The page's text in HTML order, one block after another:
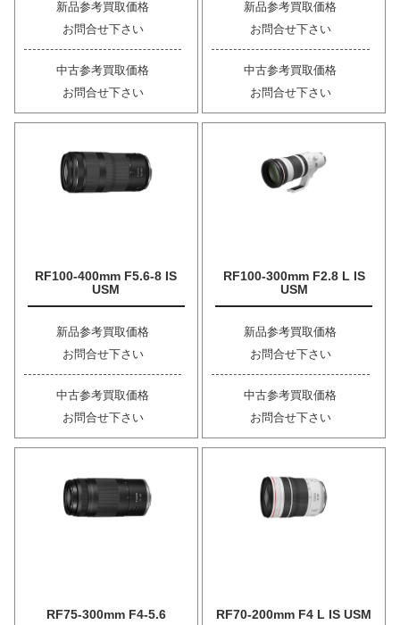
新品参考買取価格
お問合せ下さい
中古参考買取価格
お問合せ下さい
新品参考買取価格
お問合せ下さい
中古参考買取価格
お問合せ下さい
RF100-400mm F5.6-8 IS
USM
新品参考買取価格
お問合せ下さい
中古参考買取価格
お問合せ下さい
RF100-300mm F2.8 L IS
USM
新品参考買取価格
お問合せ下さい
中古参考買取価格
お問合せ下さい
RF75-300mm F4-5.6 RF70-200mm F4 L IS USM